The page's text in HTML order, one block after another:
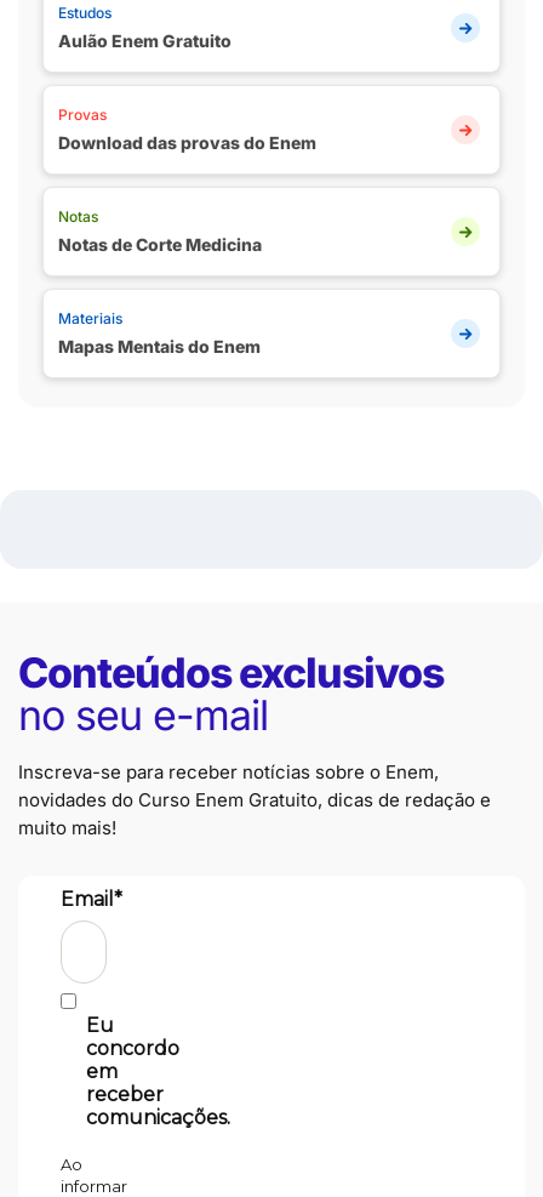
Estudos
Aulão Enem Gratuito
Provas
Download das provas do Enem
Notas
Notas de Corte Medicina
Materiais
Mapas Mentais do Enem
Conteúdos exclusivos
no seu e-mail
Inscreva-se para receber notícias sobre o Enem,
novidades do Curso Enem Gratuito, dicas de redação e
muito mais!
Email*
Eu
concordo
em
receber
comunicações.
Ao
informar